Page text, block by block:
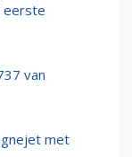
eerste
van
met